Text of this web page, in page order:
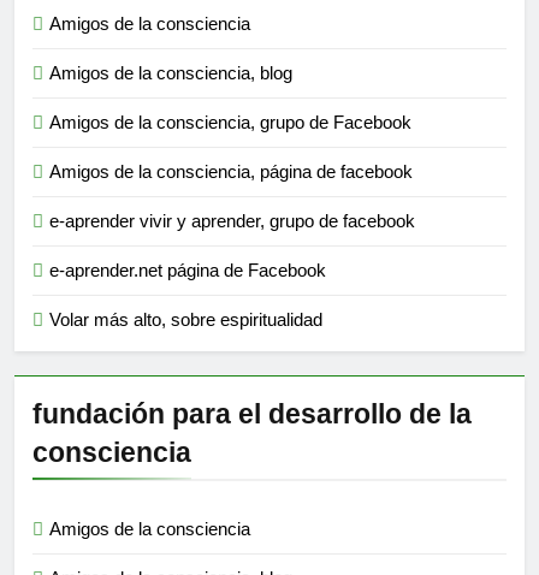
Amigos de la consciencia
Amigos de la consciencia, blog
Amigos de la consciencia, grupo de Facebook
Amigos de la consciencia, página de facebook
e-aprender vivir y aprender, grupo de facebook
e-aprender.net página de Facebook
Volar más alto, sobre espiritualidad
fundación para el desarrollo de la
consciencia
Amigos de la consciencia